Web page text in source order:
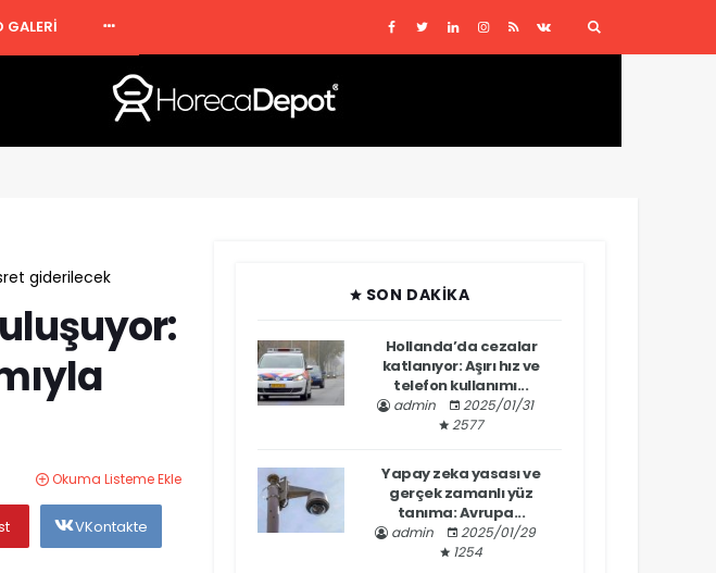
GALERİ
giderilecek
Okuma Listeme Ekle
VKontakte
SON DAKIKA
Hollanda’da cezalar
katlanıyor: Aşırı hız ve
telefon kullanımı...
admin
2025/01/31
2577
Yapay zeka yasası ve
gerçek zamanlı yüz
tanıma: Avrupa...
admin
2025/01/29
1254